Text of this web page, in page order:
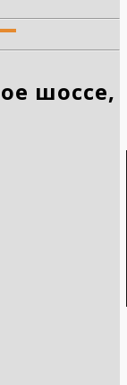
шоссе,